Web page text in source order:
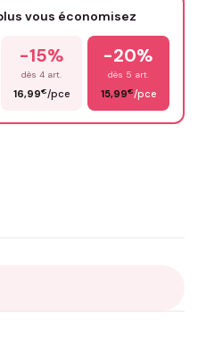
✨
vous économisez
-15%
dès 4 art.
16,99€/pce
-20%
dès 5 art.
15,99€/pce